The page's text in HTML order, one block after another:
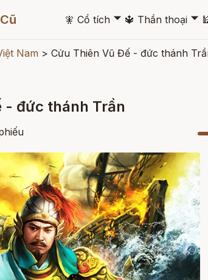
🧚 Cổ tích 🞃 🔱 Thần thoại 🞃
Nam > Cửu Thiên Vũ Đế - đức thánh
- đức thánh Trần